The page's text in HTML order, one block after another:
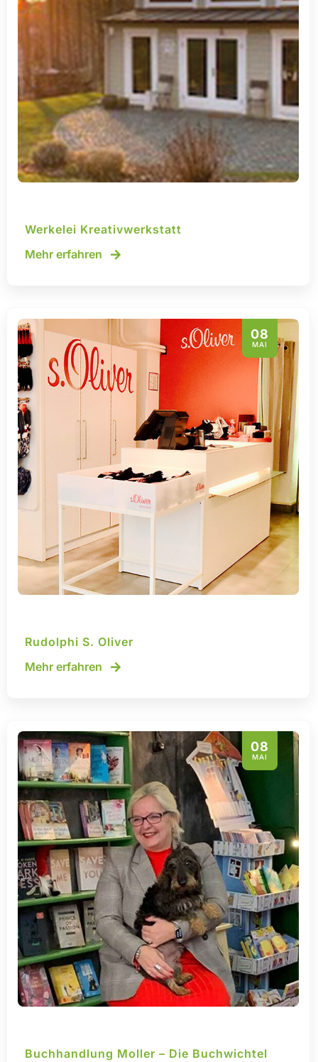
Werkelei Kreativwerkstatt
Mehr erfahren
08
MAI
Rudolphi S. Oliver
Mehr erfahren
08
MAI
Buchhandlung Moller – Die Buchwichtel